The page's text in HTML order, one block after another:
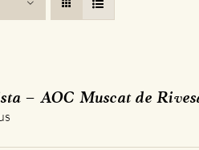
– AOC Muscat de